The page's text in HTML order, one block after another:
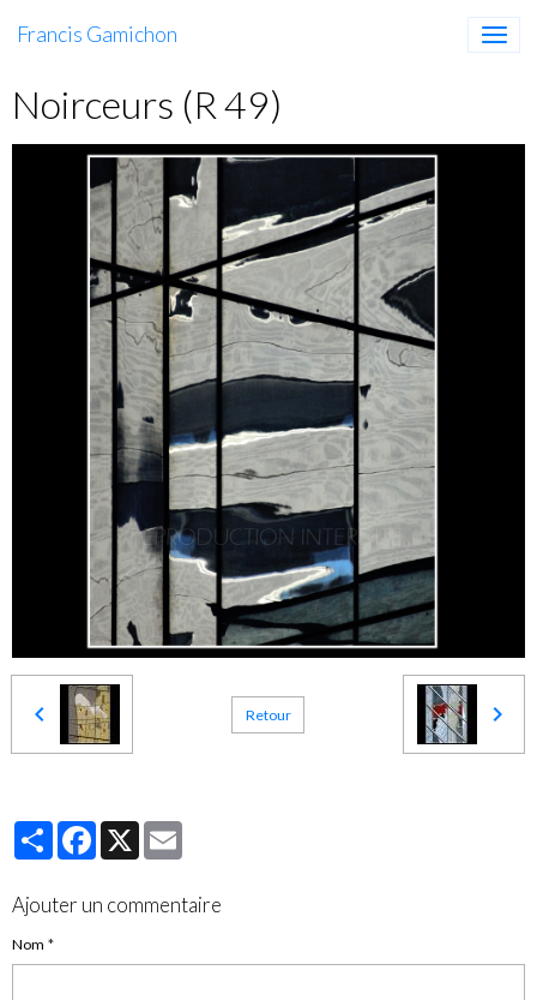
Francis Gamichon
Noirceurs (R 49)
Retour
PartagerFacebook
X
Ajouter un commentaire
Nom